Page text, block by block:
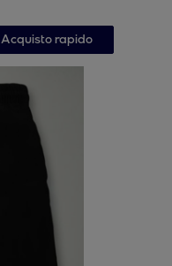
Acquisto rapido